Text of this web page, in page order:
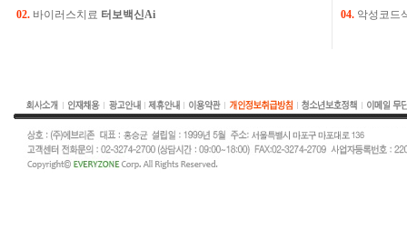
02. 바이러스치료 터보백신Ai 04. 악성코드